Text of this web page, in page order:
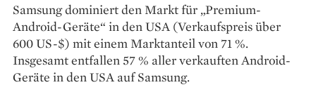
Samsung dominiert den Markt für „Premium-
Android-Geräte“ in den USA (Verkaufspreis über
600 US-$) mit einem Marktanteil von 71 %.
Insgesamt entfallen 57 % aller verkauften Android-
Geräte in den USA auf Samsung.